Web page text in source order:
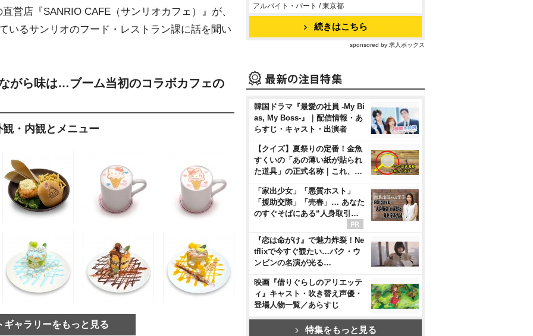
営店『SANRIO CAFE（サンリオカフェ）』が、
いるサンリオのフード・レストラン課に話を聞い
がら味は…ブーム当初のコラボカフェの
・内観とメニュー
ギャラリーをもっと見る
アルバイト・パート / 東京都
続きはこちら
sponsored by 求人ボックス
韓国ドラマ『最愛の社員 -My Bi
as, My Boss-』｜配信情報・あ
らすじ・キャスト・出演者
【クイズ】夏祭りの定番！金魚
すくいの「あの薄い紙が貼られ
た道具」の正式名称｜これ、…
「家出少女」「悪質ホスト」
「援助交際」「売春」… あなた
のすぐそばにある“人身取引…
『恋は命がけ』で魅力炸裂！Ne
tflixで今すぐ観たい…パク・ウ
ンビンの名演が光る…
映画『借りぐらしのアリエッテ
ィ』キャスト・吹き替え声優・
登場人物一覧／あらすじ
特集をもっと見る